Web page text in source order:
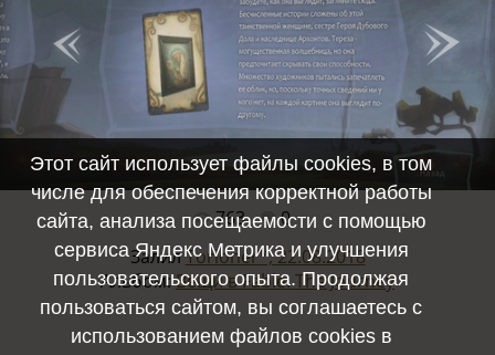
Полный размер -1920x1080/ 343.6Kb
763
0
ЗалилTorionel™, 22.08.2018
Альбом:Вещи в Fable: The Journey
Этот сайт использует файлы cookies, в том
числе для обеспечения корректной работы
сайта, анализа посещаемости с помощью
сервиса Яндекс Метрика и улучшения
пользовательского опыта. Продолжая
пользоваться сайтом, вы соглашаетесь с
использованием файлов cookies в